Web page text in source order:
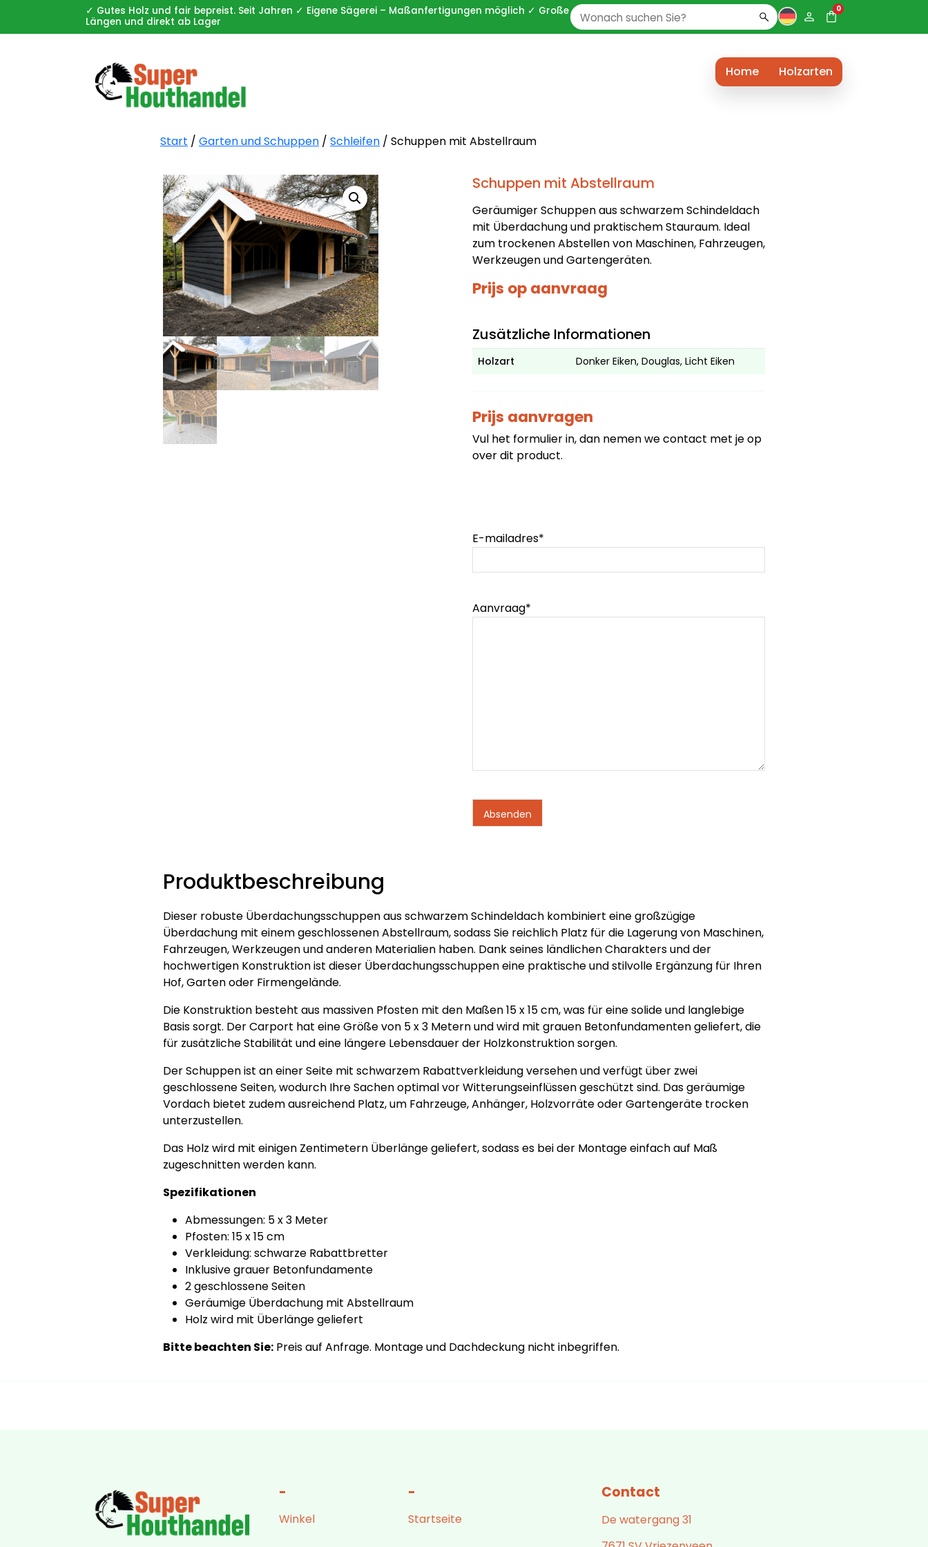
✓ Gutes Holz und fair bepreist. Seit Jahren ✓ Eigene Sägerei – Maßanfertigungen möglich ✓ Große
Längen und direkt ab Lager
Zoeken
naar:
0
Home Holzarten
Start / Garten und Schuppen / Schleifen / Schuppen mit Abstellraum
Schuppen mit Abstellraum
Geräumiger Schuppen aus schwarzem Schindeldach
mit Überdachung und praktischem Stauraum. Ideal
zum trockenen Abstellen von Maschinen, Fahrzeugen,
Werkzeugen und Gartengeräten.
Prijs op aanvraag
Zusätzliche Informationen
Holzart Donker Eiken, Douglas, Licht Eiken
Prijs aanvragen
Vul het formulier in, dan nemen we contact met je op
over dit product.
E-mailadres*
Aanvraag*
Produktbeschreibung
Dieser robuste Überdachungsschuppen aus schwarzem Schindeldach kombiniert eine großzügige
Überdachung mit einem geschlossenen Abstellraum, sodass Sie reichlich Platz für die Lagerung von Maschinen,
Fahrzeugen, Werkzeugen und anderen Materialien haben. Dank seines ländlichen Charakters und der
hochwertigen Konstruktion ist dieser Überdachungsschuppen eine praktische und stilvolle Ergänzung für Ihren
Hof, Garten oder Firmengelände.
Die Konstruktion besteht aus massiven Pfosten mit den Maßen 15 x 15 cm, was für eine solide und langlebige
Basis sorgt. Der Carport hat eine Größe von 5 x 3 Metern und wird mit grauen Betonfundamenten geliefert, die
für zusätzliche Stabilität und eine längere Lebensdauer der Holzkonstruktion sorgen.
Der Schuppen ist an einer Seite mit schwarzem Rabattverkleidung versehen und verfügt über zwei
geschlossene Seiten, wodurch Ihre Sachen optimal vor Witterungseinflüssen geschützt sind. Das geräumige
Vordach bietet zudem ausreichend Platz, um Fahrzeuge, Anhänger, Holzvorräte oder Gartengeräte trocken
unterzustellen.
Das Holz wird mit einigen Zentimetern Überlänge geliefert, sodass es bei der Montage einfach auf Maß
zugeschnitten werden kann.
Spezifikationen
Abmessungen: 5 x 3 Meter
Pfosten: 15 x 15 cm
Verkleidung: schwarze Rabattbretter
Inklusive grauer Betonfundamente
2 geschlossene Seiten
Geräumige Überdachung mit Abstellraum
Holz wird mit Überlänge geliefert
Bitte beachten Sie: Preis auf Anfrage. Montage und Dachdeckung nicht inbegriffen.
-
Winkel
-
Startseite
Contact
De watergang 31